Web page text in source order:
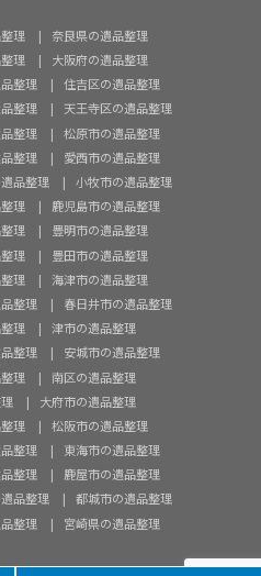
理
奈良県の遺品整理
理
大阪府の遺品整理
整理
住吉区の遺品整理
整理
天王寺区の遺品整理
整理
松原市の遺品整理
整理
愛西市の遺品整理
品整理
小牧市の遺品整理
理
鹿児島市の遺品整理
理
豊明市の遺品整理
理
豊田市の遺品整理
理
海津市の遺品整理
整理
春日井市の遺品整理
理
津市の遺品整理
整理
安城市の遺品整理
理
南区の遺品整理
大府市の遺品整理
理
松阪市の遺品整理
整理
東海市の遺品整理
整理
鹿屋市の遺品整理
品整理
都城市の遺品整理
整理 宮崎県の遺品整理